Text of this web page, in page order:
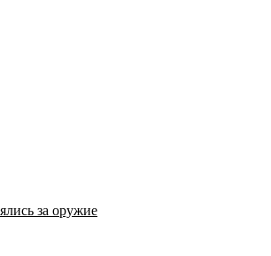
за оружие